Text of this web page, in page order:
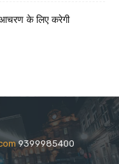
आचरण के लिए करेगी
9399985400